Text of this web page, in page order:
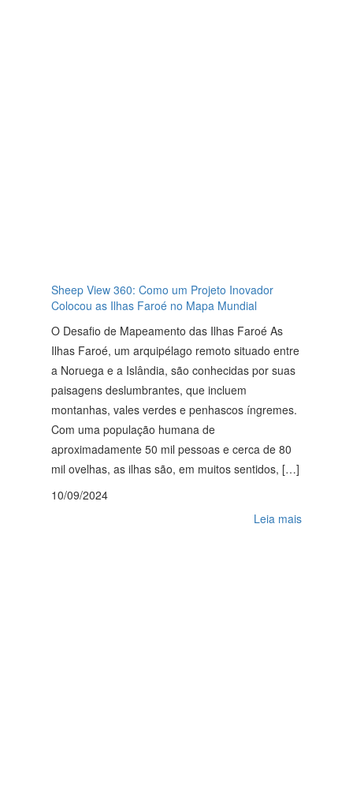
Sheep View 360: Como um Projeto Inovador
Colocou as Ilhas Faroé no Mapa Mundial
O Desafio de Mapeamento das Ilhas Faroé As
Ilhas Faroé, um arquipélago remoto situado entre
a Noruega e a Islândia, são conhecidas por suas
paisagens deslumbrantes, que incluem
montanhas, vales verdes e penhascos íngremes.
Com uma população humana de
aproximadamente 50 mil pessoas e cerca de 80
mil ovelhas, as ilhas são, em muitos sentidos, […]
10/09/2024
Leia mais